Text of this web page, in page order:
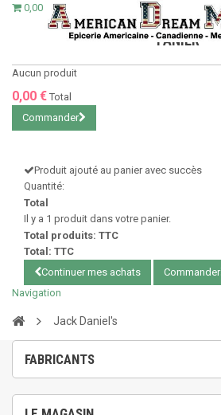
0,00 €
PANIER
Aucun produit
0,00 € Total
Commander
Produit ajouté au panier avec succès
Quantité:
Total
Il y a 1 produit dans votre panier.
Total produits: TTC
Total: TTC
Continuer mes achats
Commander
Navigation
Jack Daniel's
FABRICANTS